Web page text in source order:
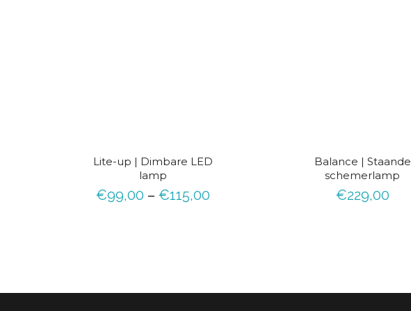
Lite-up | Dimbare LED
lamp
€99,00 – €115,00
Balance | Staande
schemerlamp
€229,00